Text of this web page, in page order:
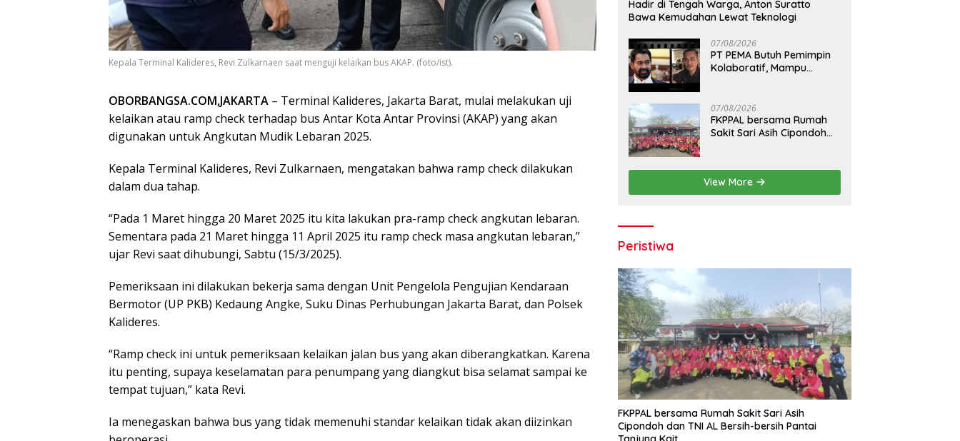
Kepala Terminal Kalideres, Revi Zulkarnaen saat menguji kelaikan bus AKAP. (foto/ist).
OBORBANGSA.COM,JAKARTA – Terminal Kalideres, Jakarta Barat, mulai melakukan uji
kelaikan atau ramp check terhadap bus Antar Kota Antar Provinsi (AKAP) yang akan
digunakan untuk Angkutan Mudik Lebaran 2025.
Kepala Terminal Kalideres, Revi Zulkarnaen, mengatakan bahwa ramp check dilakukan
dalam dua tahap.
“Pada 1 Maret hingga 20 Maret 2025 itu kita lakukan pra-ramp check angkutan lebaran.
Sementara pada 21 Maret hingga 11 April 2025 itu ramp check masa angkutan lebaran,”
ujar Revi saat dihubungi, Sabtu (15/3/2025).
Pemeriksaan ini dilakukan bekerja sama dengan Unit Pengelola Pengujian Kendaraan
Bermotor (UP PKB) Kedaung Angke, Suku Dinas Perhubungan Jakarta Barat, dan Polsek
Kalideres.
“Ramp check ini untuk pemeriksaan kelaikan jalan bus yang akan diberangkatkan. Karena
itu penting, supaya keselamatan para penumpang yang diangkut bisa selamat sampai ke
tempat tujuan,” kata Revi.
Ia menegaskan bahwa bus yang tidak memenuhi standar kelaikan tidak akan diizinkan
Hadir di Tengah Warga, Anton Suratto
Bawa Kemudahan Lewat Teknologi
07/08/2026
PT PEMA Butuh Pemimpin
Kolaboratif, Mampu
07/08/2026
FKPPAL bersama Rumah
Sakit Sari Asih Cipondoh
View More
Peristiwa
FKPPAL bersama Rumah Sakit Sari Asih
Cipondoh dan TNI AL Bersih-bersih Pantai